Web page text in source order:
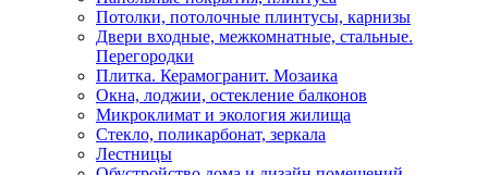
Потолки, потолочные плинтусы, карнизы
Двери входные, межкомнатные, стальные.
Перегородки
Плитка. Керамогранит. Мозаика
Окна, лоджии, остекление балконов
Микроклимат и экология жилища
Стекло, поликарбонат, зеркала
Лестницы